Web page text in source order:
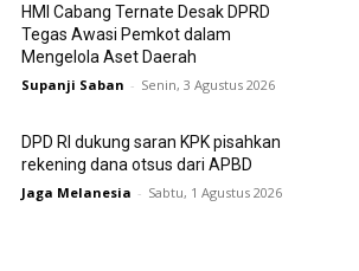
HMI Cabang Ternate Desak DPRD
Tegas Awasi Pemkot dalam
Mengelola Aset Daerah
Supanji Saban - Senin, 3 Agustus 2026
DPD RI dukung saran KPK pisahkan
rekening dana otsus dari APBD
Jaga Melanesia - Sabtu, 1 Agustus 2026